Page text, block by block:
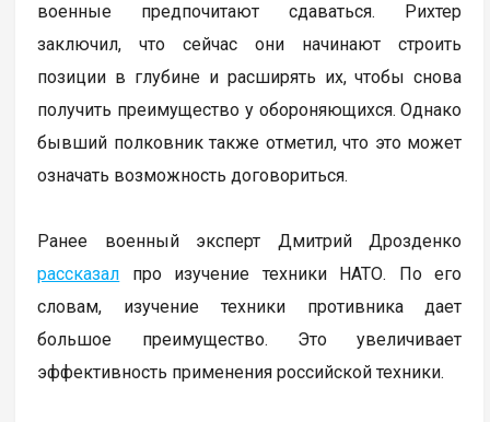
военные предпочитают сдаваться. Рихтер
заключил, что сейчас они начинают строить
позиции в глубине и расширять их, чтобы снова
получить преимущество у обороняющихся. Однако
бывший полковник также отметил, что это может
означать возможность договориться.
Ранее военный эксперт Дмитрий Дрозденко
рассказал про изучение техники НАТО. По его
словам, изучение техники противника дает
большое преимущество. Это увеличивает
эффективность применения российской техники.